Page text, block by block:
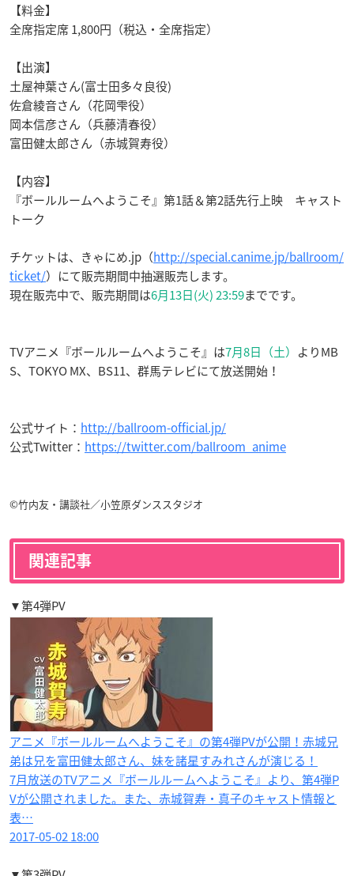
【料金】
全席指定席 1,800円（税込・全席指定）
【出演】
土屋神葉さん(富士田多々良役)
佐倉綾音さん（花岡雫役）
岡本信彦さん（兵藤清春役）
富田健太郎さん（赤城賀寿役）
【内容】
『ボールルームへようこそ』第1話＆第2話先行上映 キャスト
トーク
チケットは、きゃにめ.jp（http://special.canime.jp/ballroom/
ticket/）にて販売期間中抽選販売します。
現在販売中で、販売期間は6月13日(火) 23:59までです。
TVアニメ『ボールルームへようこそ』は7月8日（土） よりMB
S、TOKYO MX、BS11、群馬テレビにて放送開始！
公式サイト： http://ballroom-official.jp/
公式Twitter： https://twitter.com/ballroom_anime
©竹内友・講談社／小笠原ダンススタジオ
関連記事
▼第4弾PV
アニメ『ボールルームへようこそ』の第4弾PVが公開！赤城兄
弟は兄を富田健太郎さん、妹を諸星すみれさんが演じる！
7月放送のTVアニメ『ボールルームへようこそ』より、第4弾P
Vが公開されました。また、赤城賀寿・真子のキャスト情報と
表…
2017-05-02 18:00